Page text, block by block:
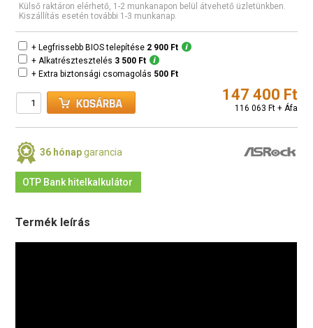
Külső raktáron elérhető, 1-2 munkanapon belül átvehető üzletünkben.
Kiszállítás esetén további 1-3 munkanap.
+ Legfrissebb BIOS telepítése 2 900 Ft
+ Alkatrésztesztelés 3 500 Ft
+ Extra biztonsági csomagolás 500 Ft
147 400 Ft
116 063 Ft + Áfa
36 hónapgarancia
OTP Bank hitelkalkulátor
Termék leírás